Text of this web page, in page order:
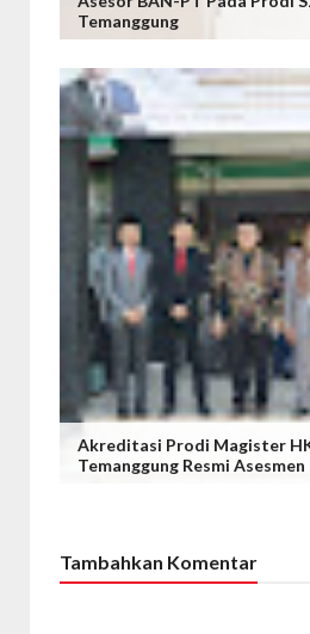
Temanggung
Akreditasi Prodi Magister
Temanggung Resmi Asesmen
Tambahkan Komentar